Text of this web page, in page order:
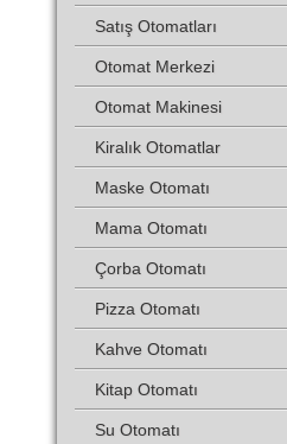
Satış Otomatları
Otomat Merkezi
Otomat Makinesi
Kiralık Otomatlar
Maske Otomatı
Mama Otomatı
Çorba Otomatı
Pizza Otomatı
Kahve Otomatı
Kitap Otomatı
Su Otomatı